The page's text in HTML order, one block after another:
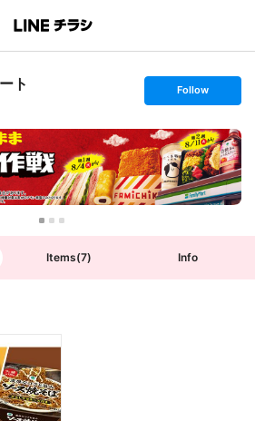
ト s
t
o
l
l
o
w
Follow
Items(7) Info